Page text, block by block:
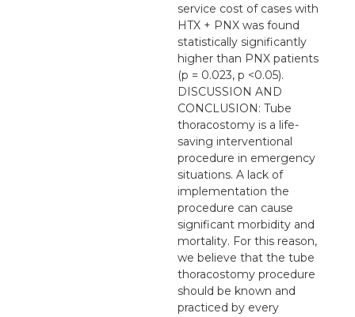
service cost of cases with
HTX + PNX was found
statistically significantly
higher than PNX patients
(p = 0.023, p <0.05).
DISCUSSION AND
CONCLUSION: Tube
thoracostomy is a life-
saving interventional
procedure in emergency
situations. A lack of
implementation the
procedure can cause
significant morbidity and
mortality. For this reason,
we believe that the tube
thoracostomy procedure
should be known and
practiced by every